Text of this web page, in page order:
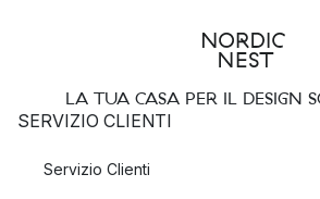
LA TUA CASA PER IL DESIGN
SERVIZIO CLIENTI
Servizio Clienti